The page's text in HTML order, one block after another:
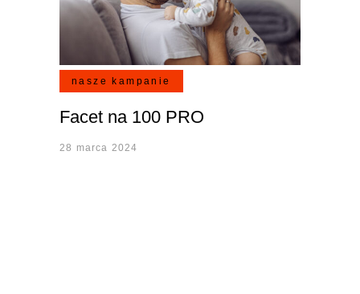
nasze kampanie
Facet na 100 PRO
28 marca 2024